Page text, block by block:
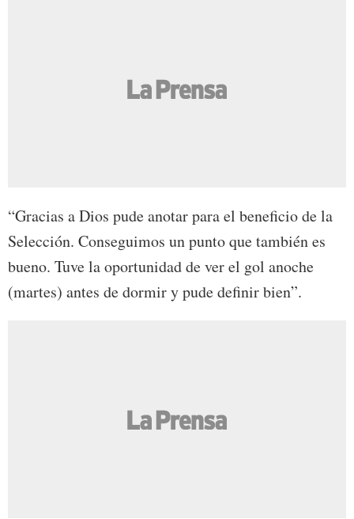
“Gracias a Dios pude anotar para el beneficio de la
Selección. Conseguimos un punto que también es
bueno. Tuve la oportunidad de ver el gol anoche
(martes) antes de dormir y pude definir bien”.